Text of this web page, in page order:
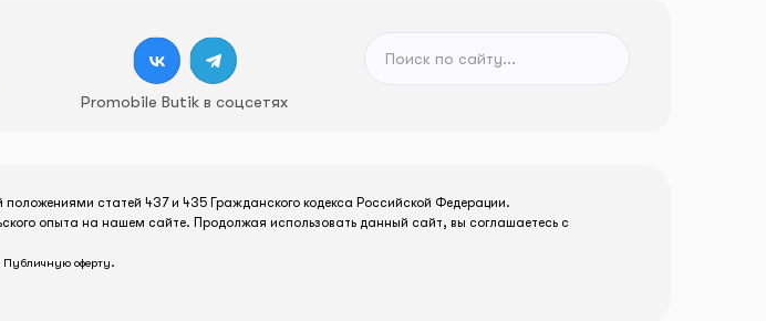
Promobile Butik в соцсетях
статей 437 и 435 Гражданского кодекса Российской Федерации.
опыта на нашем сайте. Продолжая использовать данный сайт, вы соглашаетесь с
Публичную оферту.